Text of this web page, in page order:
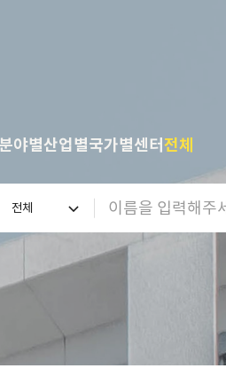
분야별산업별국가별센터전체